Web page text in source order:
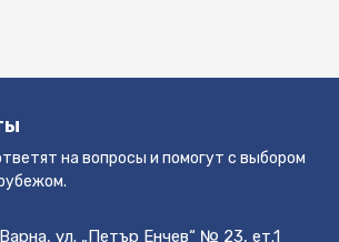
До моря - 400 метров Аэропорт -
Пирей - 30 минут Центр Афин -
по объекту появятся
на вопросы и помогут с выбором
ул. „Петър Енчев“ № 23, ет.1